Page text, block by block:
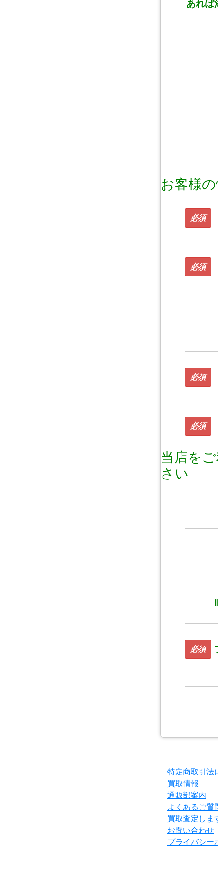
あれば
お客様
必須
必須
必須
必須
当店を
さい
必須
特定商取引法
買取情報
通販部案内
よくあるご質
買取査定しま
お問い合わせ
プライバシー